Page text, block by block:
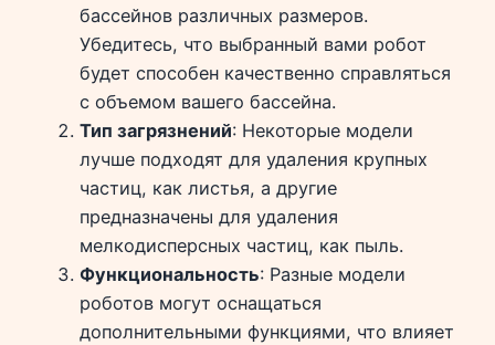
бассейнов различных размеров.
Убедитесь, что выбранный вами робот
будет способен качественно справляться
с объемом вашего бассейна.
Тип загрязнений: Некоторые модели
лучше подходят для удаления крупных
частиц, как листья, а другие
предназначены для удаления
мелкодисперсных частиц, как пыль.
Функциональность: Разные модели
роботов могут оснащаться
дополнительными функциями, что влияет